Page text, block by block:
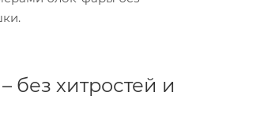
без хитростей и